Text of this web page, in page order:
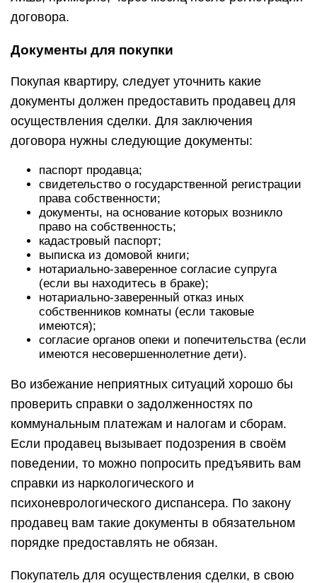
договора.
Документы для покупки
Покупая квартиру, следует уточнить какие
документы должен предоставить продавец для
осуществления сделки. Для заключения
договора нужны следующие документы:
паспорт продавца;
свидетельство о государственной регистрации
права собственности;
документы, на основание которых возникло
право на собственность;
кадастровый паспорт;
выписка из домовой книги;
нотариально-заверенное согласие супруга
(если вы находитесь в браке);
нотариально-заверенный отказ иных
собственников комнаты (если таковые
имеются);
согласие органов опеки и попечительства (если
имеются несовершеннолетние дети).
Во избежание неприятных ситуаций хорошо бы
проверить справки о задолженностях по
коммунальным платежам и налогам и сборам.
Если продавец вызывает подозрения в своём
поведении, то можно попросить предъявить вам
справки из наркологического и
психоневрологического диспансера. По закону
продавец вам такие документы в обязательном
порядке предоставлять не обязан.
Покупатель для осуществления сделки, в свою